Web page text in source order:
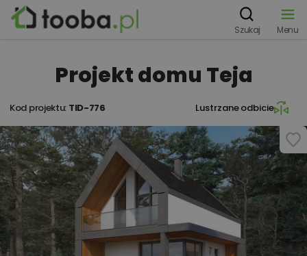
Szukaj Menu
Projekt domu Teja
Kod projektu: TID-776 Lustrzane odbicie